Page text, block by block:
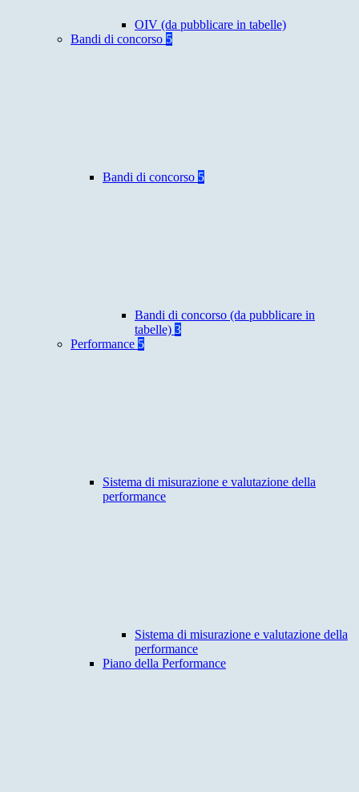
OIV (da pubblicare in tabelle)
Bandi di concorso 5
Bandi di concorso 5
Bandi di concorso (da pubblicare in
tabelle) 3
Performance 5
Sistema di misurazione e valutazione della
performance
Sistema di misurazione e valutazione della
performance
Piano della Performance